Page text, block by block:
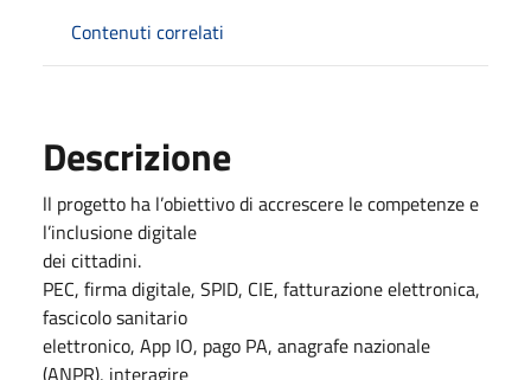
Contenuti correlati
Descrizione
ll progetto ha l’obiettivo di accrescere le competenze e
l’inclusione digitale
dei cittadini.
PEC, firma digitale, SPID, CIE, fatturazione elettronica,
fascicolo sanitario
elettronico, App IO, pago PA, anagrafe nazionale
(ANPR), interagire